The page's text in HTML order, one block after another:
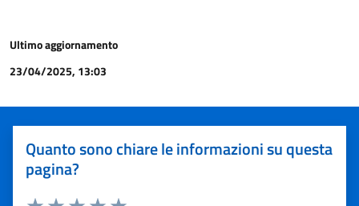
Ultimo aggiornamento
23/04/2025, 13:03
Quanto sono chiare le informazioni su questa
pagina?